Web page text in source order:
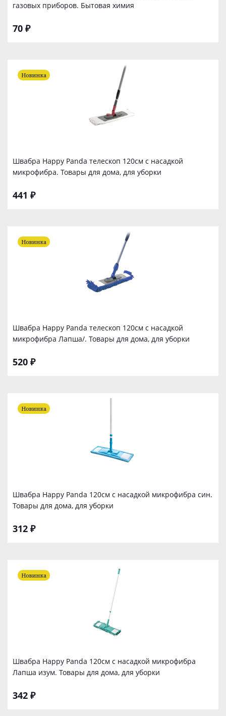
газовых приборов. Бытовая химия
70 ₽
Швабра Happy Panda телескоп 120см с насадкой
микрофибра. Товары для дома, для уборки
441 ₽
Новинка
Швабра Happy Panda телескоп 120см с насадкой
микрофибра Лапша/. Товары для дома, для уборки
520 ₽
Новинка
Швабра Happy Panda 120см с насадкой микрофибра син.
Товары для дома, для уборки
312 ₽
Новинка
Швабра Happy Panda 120см с насадкой микрофибра
Лапша изум. Товары для дома, для уборки
342 ₽
Новинка